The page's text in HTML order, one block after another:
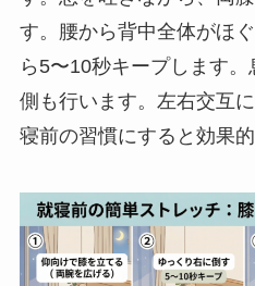
す。腰から背中全体がほ
ら5〜10秒キープします
側も行います。左右交互
寝前の習慣にすると効果的